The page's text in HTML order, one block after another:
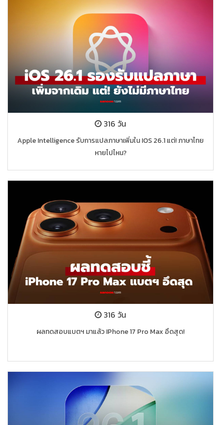
316 วัน
Apple Intelligence รับการแปลภาษาเพิ่มใน IOS 26.1 แต่! ภาษาไทย
หายไปไหน?
316 วัน
ผลทดสอบแบตฯ มาแล้ว IPhone 17 Pro Max อึดสุด!